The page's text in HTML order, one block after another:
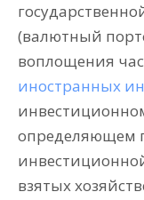
(валютный
воплощения
иностранных
определяющем
взятых